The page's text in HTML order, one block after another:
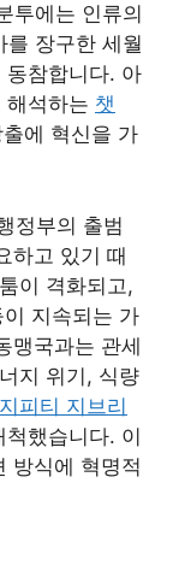
투에는 인류의
를 장구한 세월
동참합니다. 아
해석하는 챗
에 혁신을 가
정부의 출범
하고 있기 때
이 격화되고,
지속되는 가
맹국과는 관세
지 위기, 식량
피티 지브리
했습니다. 이
방식에 혁명적